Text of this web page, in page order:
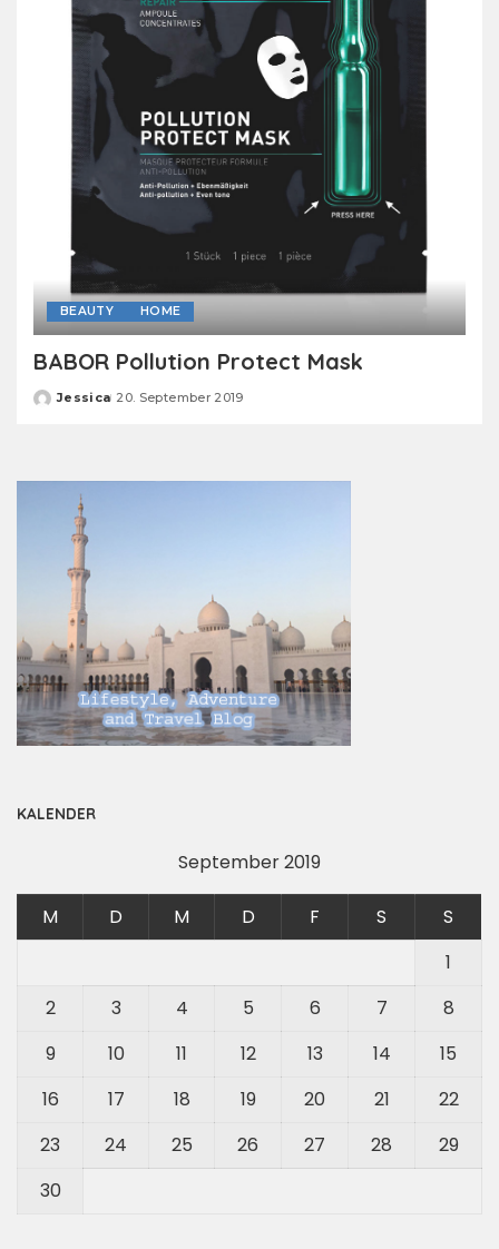
BEAUTY HOME
BABOR Pollution Protect Mask
Posted
Jessica 20. September 2019
KALENDER
September 2019
M D M D F S
S
1
2
3 4 5 6 7
8
9
10 11 12 13 14
15
16
17 18 19 20 21
22
23
24 25 26 27 28
29
30